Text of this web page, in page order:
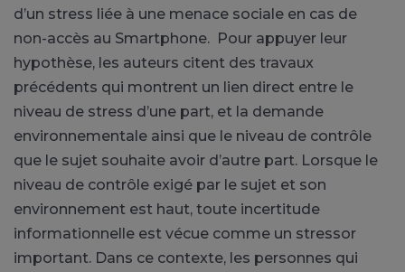
d’un stress liée à une menace sociale en cas de
non-accès au Smartphone. Pour appuyer leur
hypothèse, les auteurs citent des travaux
précédents qui montrent un lien direct entre le
niveau de stress d’une part, et la demande
environnementale ainsi que le niveau de contrôle
que le sujet souhaite avoir d’autre part. Lorsque le
niveau de contrôle exigé par le sujet et son
environnement est haut, toute incertitude
informationnelle est vécue comme un stressor
important. Dans ce contexte, les personnes qui